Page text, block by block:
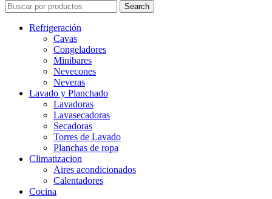
Search
Refrigeración
Cavas
Congeladores
Minibares
Nevecones
Neveras
Lavado y Planchado
Lavadoras
Lavasecadoras
Secadoras
Torres de Lavado
Planchas de ropa
Climatizacion
Aires acondicionados
Calentadores
Cocina